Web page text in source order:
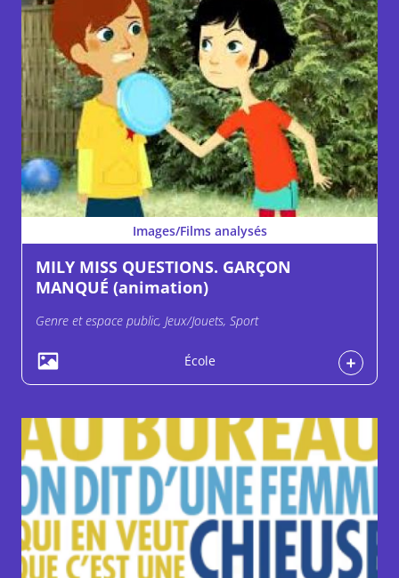
Images/Films analysés
MILY MISS QUESTIONS. GARÇON
MANQUÉ (animation)
Genre et espace public, Jeux/Jouets, Sport
École